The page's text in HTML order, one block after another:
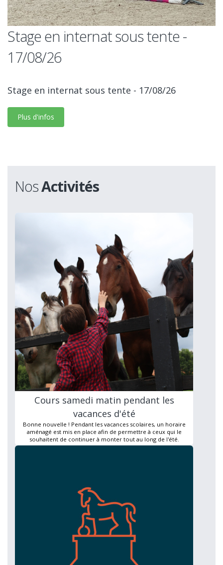
Stage en internat sous tente -
17/08/26
Stage en internat sous tente - 17/08/26
Plus d'infos
NosActivités
Cours samedi matin pendant les
vacances d'été
Bonne nouvelle ! Pendant les vacances scolaires, un horaire
aménagé est mis en place afin de permettre à ceux qui le
souhaitent de continuer à monter tout au long de l'été.